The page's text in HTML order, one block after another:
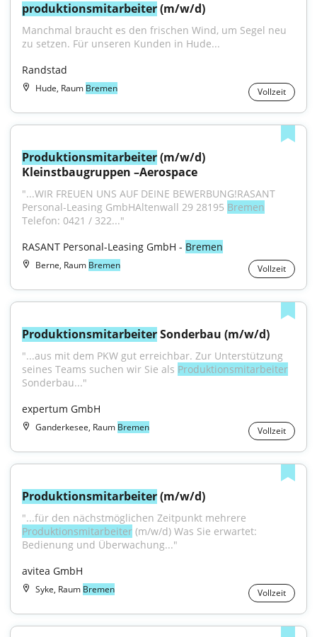
produktionsmitarbeiter (m/w/d)
Manchmal braucht es den frischen Wind, um Segel neu
zu setzen. Für unseren Kunden in Hude...
Randstad
Hude, Raum Bremen Vollzeit
Produktionsmitarbeiter (m/w/d)
Kleinstbaugruppen –Aerospace
"...WIR FREUEN UNS AUF DEINE BEWERBUNG!RASANT
Personal-Leasing GmbHAltenwall 29 28195 Bremen
Telefon: 0421 / 322..."
RASANT Personal-Leasing GmbH - Bremen
Berne, Raum Bremen Vollzeit
Produktionsmitarbeiter Sonderbau (m/w/d)
"...aus mit dem PKW gut erreichbar. Zur Unterstützung
seines Teams suchen wir Sie als Produktionsmitarbeiter
Sonderbau..."
expertum GmbH
Ganderkesee, Raum Bremen Vollzeit
Produktionsmitarbeiter (m/w/d)
Produktionsmitarbeiter (m/w/d) Was Sie erwartet:
Bedienung und Überwachung..."
avitea GmbH
Syke, Raum Bremen Vollzeit